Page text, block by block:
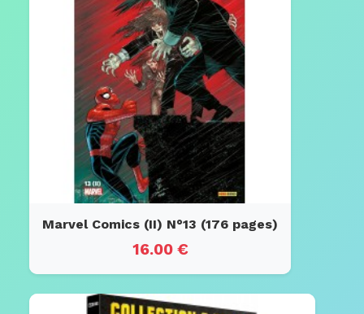
Marvel Comics (II) N°13 (176 pages)
16.00 €